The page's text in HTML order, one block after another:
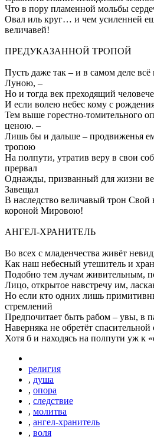
Что в пору пламенной мольбы
Овал иль круг… и чем усиленней
величавей!
ПРЕДУКАЗАННОЙ ТРОПОЙ
Пусть даже так – и в самом деле
Луною, –
Но и тогда век преходящий
И если волею небес кому с
Тем выше горестно-томительного
ценою. –
Лишь бы и дальше – продвиженья
тропою
На полпути, утратив веру в свои
прервал
Однажды, призванный для жизни
Завещал
В наследство величавый трон Свой
короной Мировою!
АНГЕЛ-ХРАНИТЕЛЬ
Во всех с младенчества живёт
Как наш небесный утешитель и
Подобно тем лучам живительным,
Лицо, открытое навстречу им,
Но если кто одних лишь
стремлений
Предпочитает быть рабом – увы, в
Наверняка не обретёт
Хотя б и находясь на полпути уж к
религия
, душа
, опора
, следствие
, молитва
, ангел-хранитель
, воля